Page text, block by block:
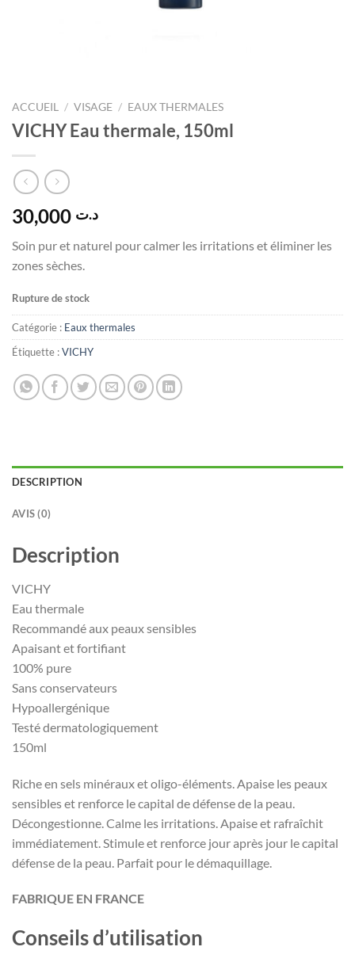
ACCUEIL / VISAGE / EAUX THERMALES
VICHY Eau thermale, 150ml
د.ت
Soin pur et naturel pour calmer les irritations et éliminer les
zones sèches.
Rupture de stock
Catégorie : Eaux thermales
Étiquette :VICHY
DESCRIPTION
AVIS (0)
Description
VICHY
Eau thermale
Recommandé aux peaux sensibles
Apaisant et fortifiant
100% pure
Sans conservateurs
Hypoallergénique
Testé dermatologiquement
150ml
Riche en sels minéraux et oligo-éléments. Apaise les peaux
sensibles et renforce le capital de défense de la peau.
Décongestionne. Calme les irritations. Apaise et rafraîchit
immédiatement. Stimule et renforce jour après jour le capital
défense de la peau. Parfait pour le démaquillage.
FABRIQUE EN FRANCE
Conseils d’utilisation